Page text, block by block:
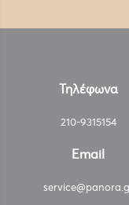
Τηλέφωνα
210-9315154
Email